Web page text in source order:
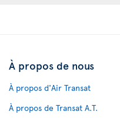
À propos de nous
À propos d'Air Transat
À propos de Transat A.T.